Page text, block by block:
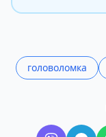
головоломка